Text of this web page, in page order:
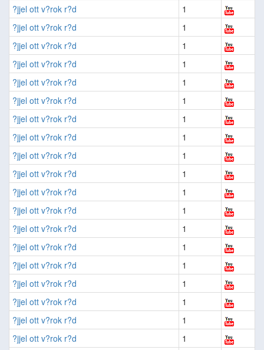
?jjel ott v?rok r?d
1
?jjel ott v?rok r?d
1
?jjel ott v?rok r?d
1
?jjel ott v?rok r?d
1
?jjel ott v?rok r?d
1
?jjel ott v?rok r?d
1
?jjel ott v?rok r?d
1
?jjel ott v?rok r?d
1
?jjel ott v?rok r?d
1
?jjel ott v?rok r?d
1
?jjel ott v?rok r?d
1
?jjel ott v?rok r?d
1
?jjel ott v?rok r?d
1
?jjel ott v?rok r?d
1
?jjel ott v?rok r?d
1
?jjel ott v?rok r?d
1
?jjel ott v?rok r?d
1
?jjel ott v?rok r?d
1
?jjel ott v?rok r?d
1